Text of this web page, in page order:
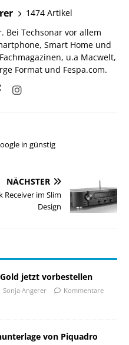
1474 Artikel
Bei Techsonar vor allem
Smart Home und
u.a Macwelt,
Format und Fespa.com.
in günstig
NÄCHSTER
Receiver im Slim
Design
jetzt vorbestellen
Sonja Angerer
Kommentare
von Piquadro